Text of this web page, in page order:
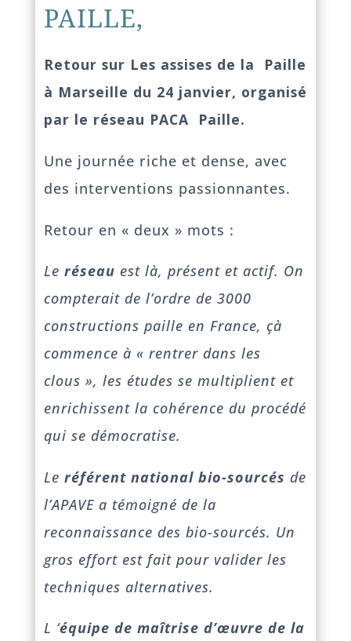
PAILLE,
Retour sur Les assises de la Paille
à Marseille du 24 janvier, organisé
par le réseau PACA Paille.
Une journée riche et dense, avec
des interventions passionnantes.
Retour en « deux » mots :
Le réseau est là, présent et actif. On
compterait de l’ordre de 3000
constructions paille en France, çà
commence à « rentrer dans les
clous », les études se multiplient et
enrichissent la cohérence du procédé
qui se démocratise.
Le référent national bio-sourcés de
l’APAVE a témoigné de la
reconnaissance des bio-sourcés. Un
gros effort est fait pour valider les
techniques alternatives.
L ‘équipe de maîtrise d’œuvre de la